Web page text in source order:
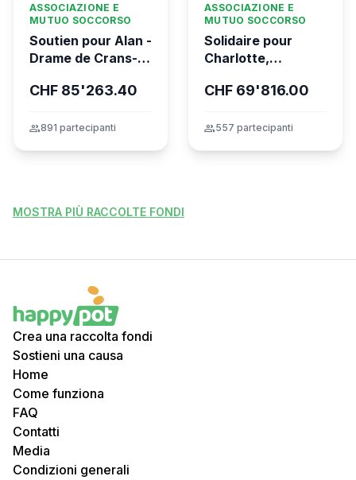
ASSOCIAZIONE E
MUTUO SOCCORSO
Soutien pour Alan -
Drame de Crans-
CHF 85'263.40
group891 partecipanti
ASSOCIAZIONE E
MUTUO SOCCORSO
Solidaire pour
Charlotte,
dans l’incendie
Montana
CHF 69'816.00
group557 partecipanti
MOSTRA PIÙ RACCOLTE FONDI
Crea una raccolta fondi
Sostieni una causa
Home
Come funziona
FAQ
Contatti
Media
Condizioni generali